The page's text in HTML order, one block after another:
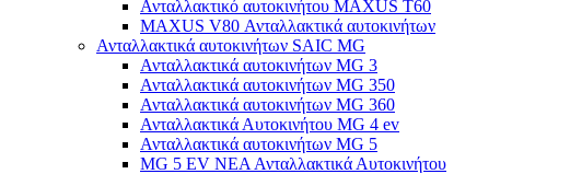
Ανταλλακτικό αυτοκινήτου MAXUS T60
MAXUS V80 Ανταλλακτικά αυτοκινήτων
Ανταλλακτικά αυτοκινήτων SAIC MG
Ανταλλακτικά αυτοκινήτων MG 3
Ανταλλακτικά αυτοκινήτων MG 350
Ανταλλακτικά αυτοκινήτων MG 360
Ανταλλακτικά Αυτοκινήτου MG 4 ev
Ανταλλακτικά αυτοκινήτων MG 5
MG 5 EV ΝΕΑ Ανταλλακτικά Αυτοκινήτου